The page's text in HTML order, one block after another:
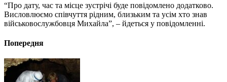
“Про дату, час та місце зустрічі буде повідомлено додатково.
Висловлюємо співчуття рідним, близьким та усім хто знав
військовослужбовця Михайла”, – йдеться у повідомленні.
Попередня